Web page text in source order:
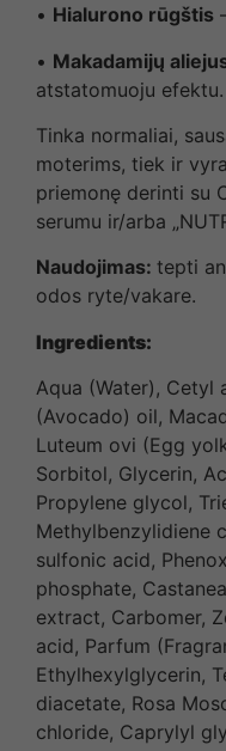
• Hialurono rūgštis
• Makadamijų
atstatomuoju efektu.
Tinka normaliai,
moterims, tiek ir
priemonę derinti su
serumu ir/arba
Naudojimas: tepti
odos ryte/vakare.
Ingredients:
Aqua (Water), Cetyl
(Avocado) oil,
Luteum ovi (Egg
Sorbitol, Glycerin,
Propylene glycol,
Methylbenzylidiene
sulfonic acid,
phosphate,
extract, Carbomer,
acid, Parfum
Ethylhexylglycerin,
diacetate, Rosa
chloride, Caprylyl